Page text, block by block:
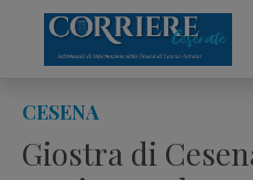
content
CESENA
Giostra di